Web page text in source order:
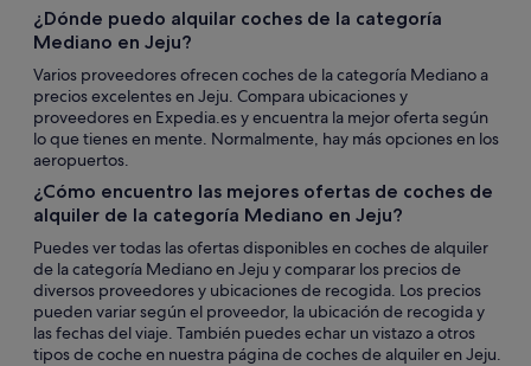
¿Dónde puedo alquilar coches de la categoría
Mediano en Jeju?
Varios proveedores ofrecen coches de la categoría Mediano a
precios excelentes en Jeju. Compara ubicaciones y
proveedores en Expedia.es y encuentra la mejor oferta según
lo que tienes en mente. Normalmente, hay más opciones en los
aeropuertos.
¿Cómo encuentro las mejores ofertas de coches de
alquiler de la categoría Mediano en Jeju?
Puedes ver todas las ofertas disponibles en coches de alquiler
de la categoría Mediano en Jeju y comparar los precios de
diversos proveedores y ubicaciones de recogida. Los precios
pueden variar según el proveedor, la ubicación de recogida y
las fechas del viaje. También puedes echar un vistazo a otros
tipos de coche en nuestra página de coches de alquiler en Jeju.